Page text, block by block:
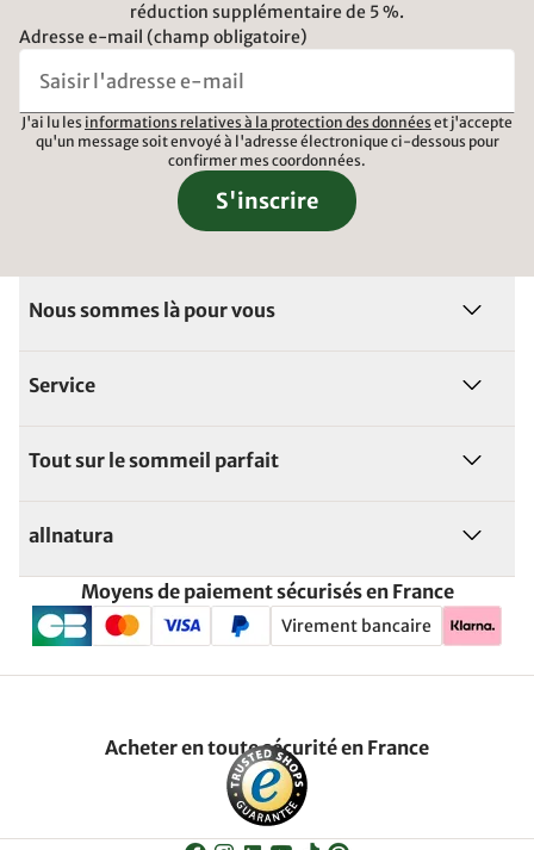
réduction supplémentaire de 5 %.
Adresse e-mail (champ obligatoire)
J'ai lu les informations relatives à la protection des données et j'accepte
qu'un message soit envoyé à l'adresse électronique ci-dessous pour
confirmer mes coordonnées.
S'inscrire
Nous sommes là pour vous
Service
Tout sur le sommeil parfait
allnatura
Moyens de paiement sécurisés en France
Virement bancaire
Acheter en toute sécurité en France